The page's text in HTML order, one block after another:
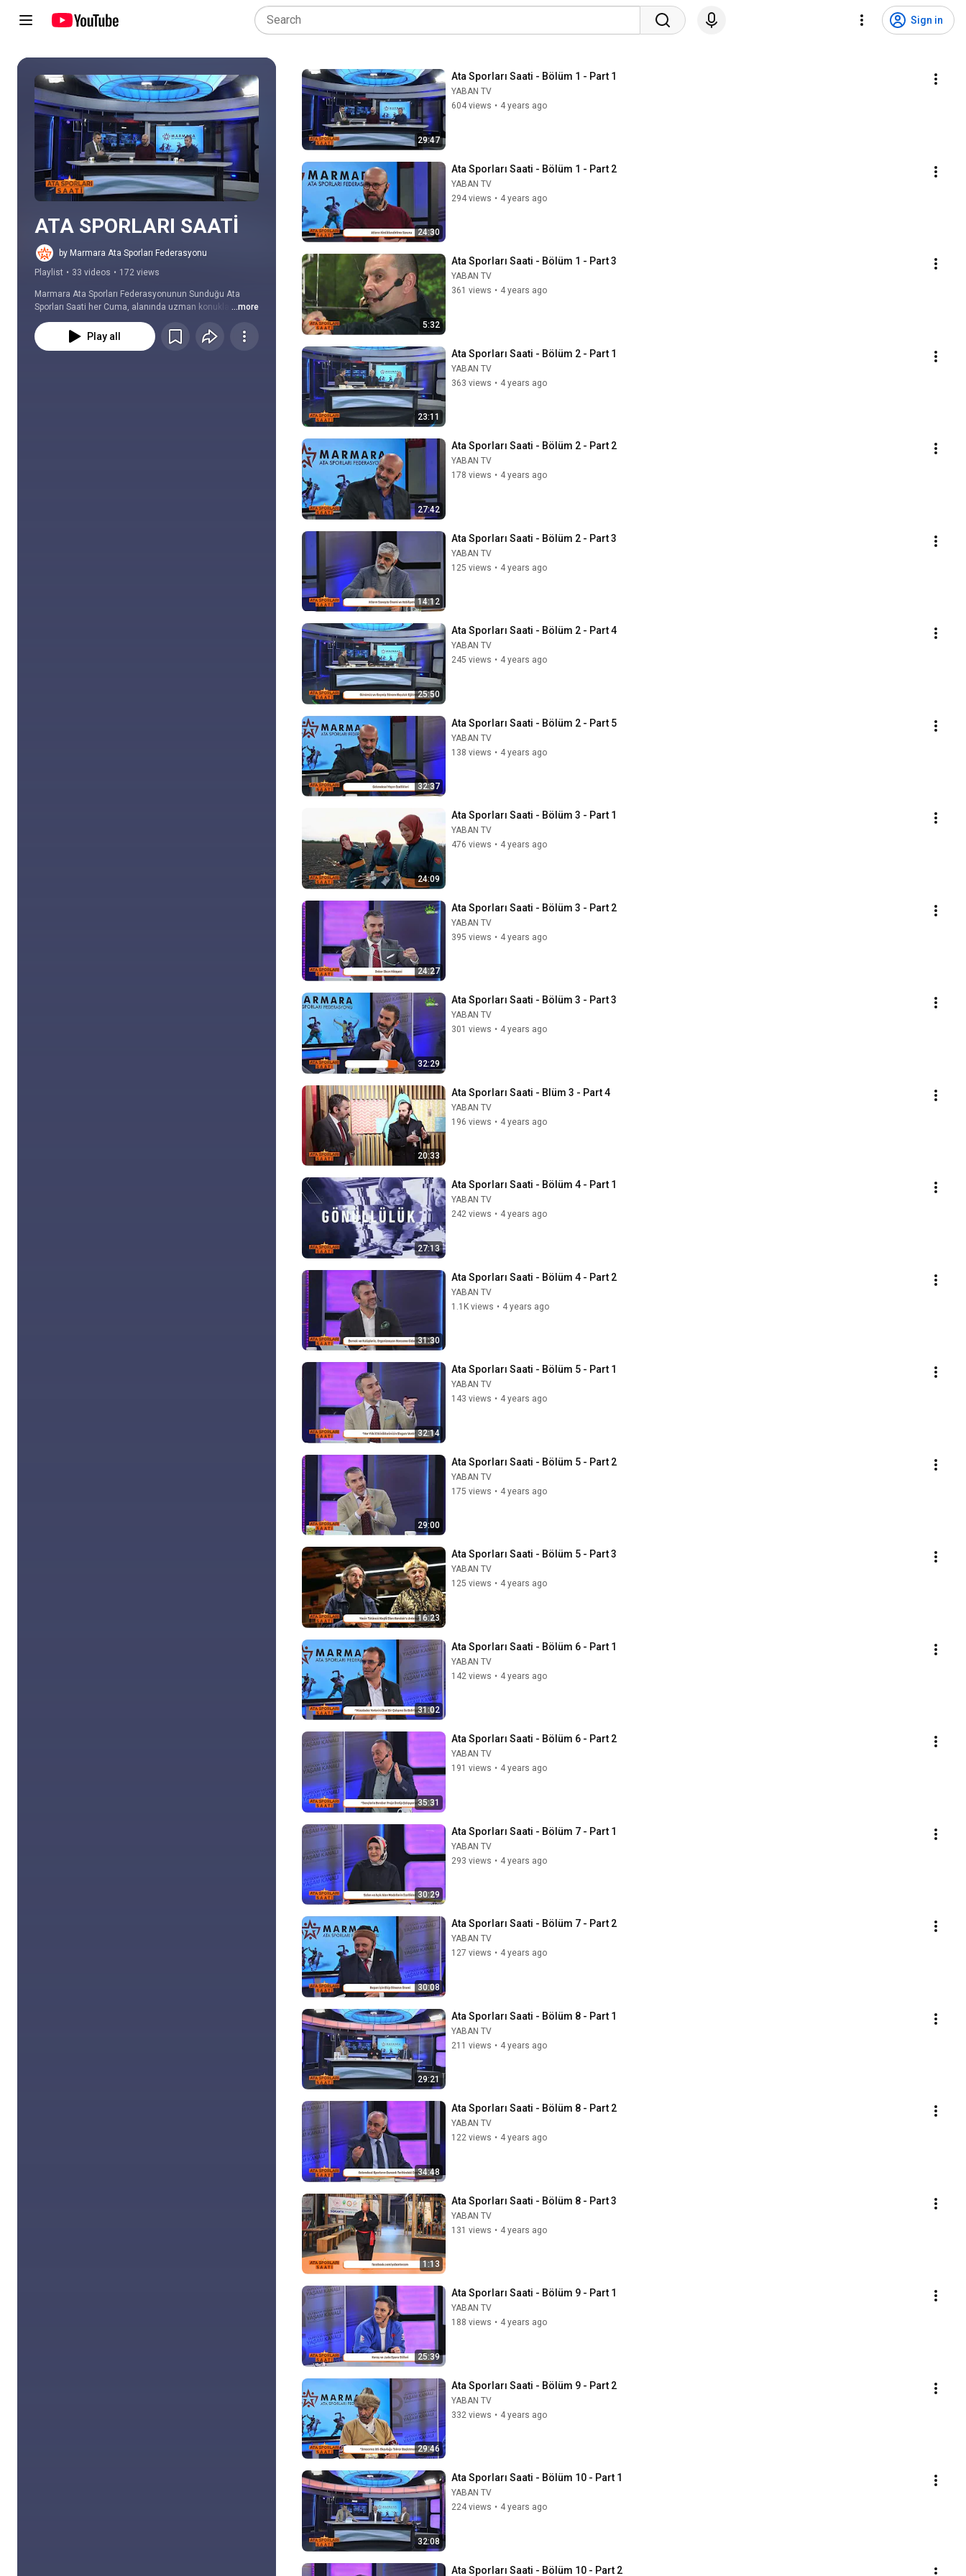
Sign in
Play all
ATA SPORLARI SAATİ
by Marmara Ata Sporları Federasyonu
Playlist • 33 videos • 172 views
Marmara Ata Sporları Federasyonunun Sunduğu Ata
Sporları Saati her Cuma, alanında uzman konukları ve
renkli konuları ile Yaban TV, Digiturk 189. kanalda.
...more
Play all
29:47
Ata Sporları Saati - Bölüm 1 - Part 1
YABAN TV
604 views • 4 years ago
24:30
Ata Sporları Saati - Bölüm 1 - Part 2
YABAN TV
294 views • 4 years ago
5:32
Ata Sporları Saati - Bölüm 1 - Part 3
YABAN TV
361 views • 4 years ago
23:11
Ata Sporları Saati - Bölüm 2 - Part 1
YABAN TV
363 views • 4 years ago
27:42
Ata Sporları Saati - Bölüm 2 - Part 2
YABAN TV
178 views • 4 years ago
14:12
Ata Sporları Saati - Bölüm 2 - Part 3
YABAN TV
125 views • 4 years ago
25:50
Ata Sporları Saati - Bölüm 2 - Part 4
YABAN TV
245 views • 4 years ago
32:37
Ata Sporları Saati - Bölüm 2 - Part 5
YABAN TV
138 views • 4 years ago
24:09
Ata Sporları Saati - Bölüm 3 - Part 1
YABAN TV
476 views • 4 years ago
24:27
Ata Sporları Saati - Bölüm 3 - Part 2
YABAN TV
395 views • 4 years ago
32:29
Ata Sporları Saati - Bölüm 3 - Part 3
YABAN TV
301 views • 4 years ago
20:33
Ata Sporları Saati - Blüm 3 - Part 4
YABAN TV
196 views • 4 years ago
27:13
Ata Sporları Saati - Bölüm 4 - Part 1
YABAN TV
242 views • 4 years ago
31:30
Ata Sporları Saati - Bölüm 4 - Part 2
YABAN TV
1.1K views • 4 years ago
32:14
Ata Sporları Saati - Bölüm 5 - Part 1
YABAN TV
143 views • 4 years ago
29:00
Ata Sporları Saati - Bölüm 5 - Part 2
YABAN TV
175 views • 4 years ago
16:23
Ata Sporları Saati - Bölüm 5 - Part 3
YABAN TV
125 views • 4 years ago
31:02
Ata Sporları Saati - Bölüm 6 - Part 1
YABAN TV
142 views • 4 years ago
35:31
Ata Sporları Saati - Bölüm 6 - Part 2
YABAN TV
191 views • 4 years ago
30:29
Ata Sporları Saati - Bölüm 7 - Part 1
YABAN TV
293 views • 4 years ago
30:08
Ata Sporları Saati - Bölüm 7 - Part 2
YABAN TV
127 views • 4 years ago
29:21
Ata Sporları Saati - Bölüm 8 - Part 1
YABAN TV
211 views • 4 years ago
34:48
Ata Sporları Saati - Bölüm 8 - Part 2
YABAN TV
122 views • 4 years ago
1:13
Ata Sporları Saati - Bölüm 8 - Part 3
YABAN TV
131 views • 4 years ago
25:39
Ata Sporları Saati - Bölüm 9 - Part 1
YABAN TV
188 views • 4 years ago
29:46
Ata Sporları Saati - Bölüm 9 - Part 2
YABAN TV
332 views • 4 years ago
32:08
Ata Sporları Saati - Bölüm 10 - Part 1
YABAN TV
224 views • 4 years ago
Ata Sporları Saati - Bölüm 10 - Part 2